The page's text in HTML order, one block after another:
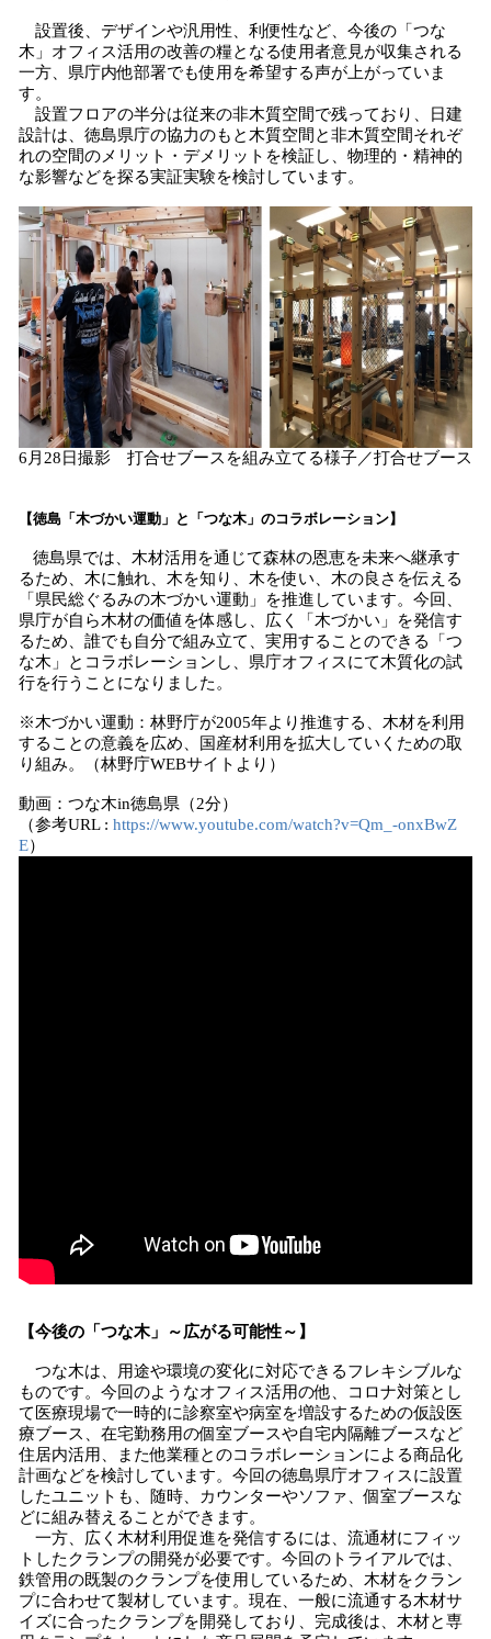
設置後、デザインや汎用性、利便性など、今後の「つな
木」オフィス活用の改善の糧となる使用者意見が収集される
一方、県庁内他部署でも使用を希望する声が上がっていま
す。
設置フロアの半分は従来の非木質空間で残っており、日建
設計は、徳島県庁の協力のもと木質空間と非木質空間それぞ
れの空間のメリット・デメリットを検証し、物理的・精神的
な影響などを探る実証実験を検討しています。
6月28日撮影 打合せブースを組み立てる様子／打合せブース
【徳島「木づかい運動」と「つな木」のコラボレーション】
徳島県では、木材活用を通じて森林の恩恵を未来へ継承す
るため、木に触れ、木を知り、木を使い、木の良さを伝える
「県民総ぐるみの木づかい運動」を推進しています。今回、
県庁が自ら木材の価値を体感し、広く「木づかい」を発信す
るため、誰でも自分で組み立て、実用することのできる「つ
な木」とコラボレーションし、県庁オフィスにて木質化の試
行を行うことになりました。
※木づかい運動：林野庁が2005年より推進する、木材を利用
することの意義を広め、国産材利用を拡大していくための取
り組み。（林野庁WEBサイトより）
動画：つな木in徳島県（2分）
（参考URL : https://www.youtube.com/watch?v=Qm_-onxBwZ
E）
【今後の「つな木」～広がる可能性～】
つな木は、用途や環境の変化に対応できるフレキシブルな
ものです。今回のようなオフィス活用の他、コロナ対策とし
て医療現場で一時的に診察室や病室を増設するための仮設医
療ブース、在宅勤務用の個室ブースや自宅内隔離ブースなど
住居内活用、また他業種とのコラボレーションによる商品化
計画などを検討しています。今回の徳島県庁オフィスに設置
したユニットも、随時、カウンターやソファ、個室ブースな
どに組み替えることができます。
一方、広く木材利用促進を発信するには、流通材にフィッ
トしたクランプの開発が必要です。今回のトライアルでは、
鉄管用の既製のクランプを使用しているため、木材をクラン
プに合わせて製材しています。現在、一般に流通する木材サ
イズに合ったクランプを開発しており、完成後は、木材と専